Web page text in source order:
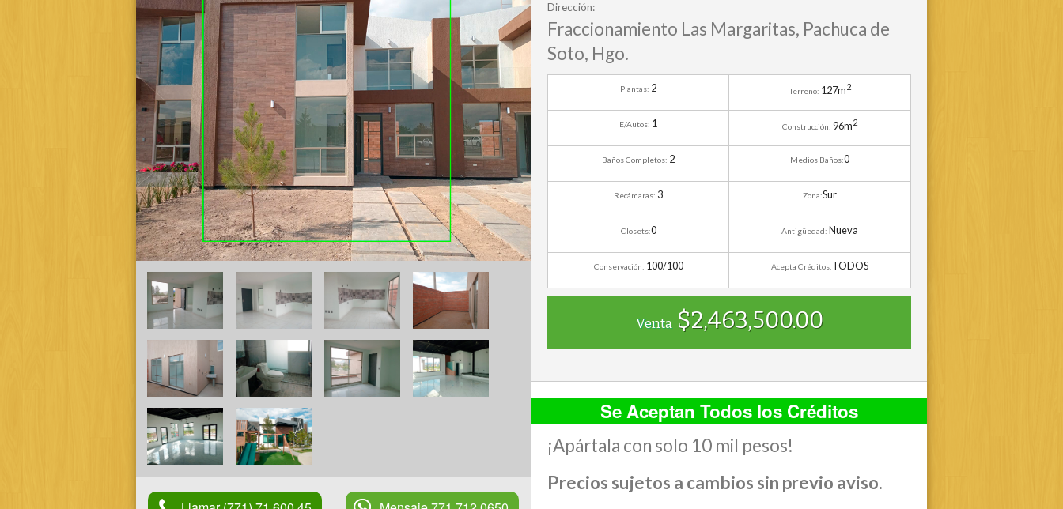
Dirección:
Fraccionamiento Las Margaritas, Pachuca de
Soto, Hgo.
Plantas: 2 Terreno: 127m2
E/Autos: 1 Construcción: 96m2
Baños Completos: 2 Medios Baños:0
Recámaras: 3 Zona:Sur
Closets:0 Antigüedad: Nueva
Conservación: 100/100 Acepta Créditos:TODOS
Venta$2,463,500.00
Se Aceptan Todos los Créditos
¡Apártala con solo 10 mil pesos!
Precios sujetos a cambios sin previo aviso.